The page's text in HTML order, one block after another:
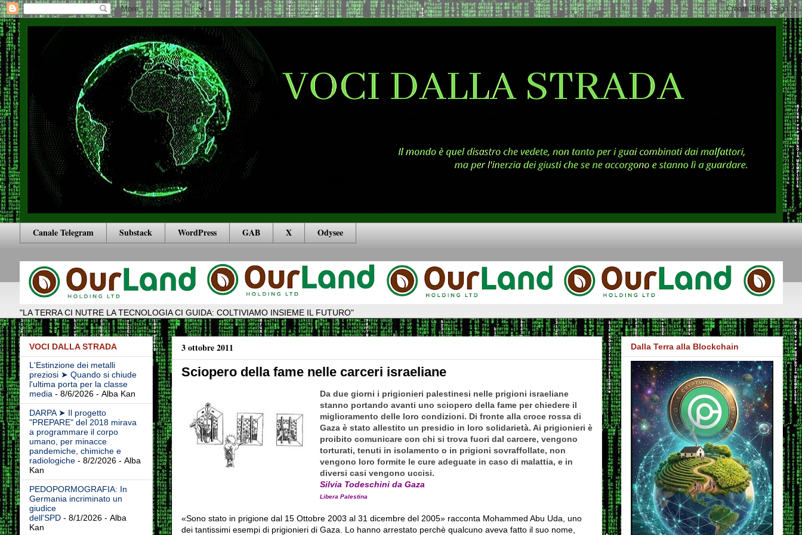
Canale Telegram Substack WordPress GAB X Odysee
"LA TERRA CI NUTRE LA TECNOLOGIA CI GUIDA: COLTIVIAMO INSIEME IL FUTURO"
3 ottobre 2011
Sciopero della fame nelle carceri israeliane
Da due giorni i prigionieri palestinesi nelle prigioni israeliane
stanno portando avanti uno sciopero della fame per chiedere il
miglioramento delle loro condizioni. Di fronte alla croce rossa di
Gaza è stato allestito un presidio in loro solidarietà. Ai prigionieri è
proibito comunicare con chi si trova fuori dal carcere, vengono
torturati, tenuti in isolamento o in prigioni sovraffollate, non
vengono loro formite le cure adeguate in caso di malattia, e in
diversi casi vengono uccisi.
Silvia Todeschini da Gaza
Libera Palestina
«Sono stato in prigione dal 15 Ottobre 2003 al 31 dicembre del 2005» racconta Mohammed Abu Uda, uno
dei tantissimi esempi di prigionieri di Gaza. Lo hanno arrestato perchè qualcuno aveva fatto il suo nome,
VOCI DALLA STRADA
L'Estinzione dei metalli
preziosi ➤ Quando si chiude
l'ultima porta per la classe
media - 8/6/2026- Alba Kan
DARPA ➤ Il progetto
"PREPARE" del 2018 mirava
a programmare il corpo
umano, per minacce
pandemiche, chimiche e
radiologiche- 8/2/2026- Alba
Kan
PEDOPORMOGRAFIA: In
Germania incriminato un
giudice
dell'SPD- 8/1/2026- Alba
Kan
Dalla Terra alla Blockchain